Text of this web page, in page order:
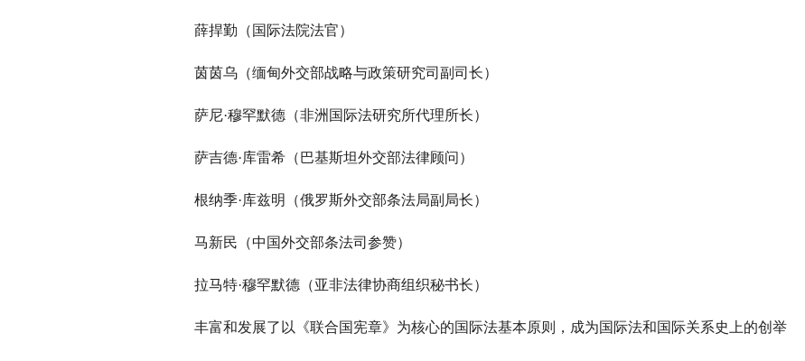
薛捍勤（国际法院法官）
茵茵乌（缅甸外交部战略与政策研究司副司长）
萨尼·穆罕默德（非洲国际法研究所代理所长）
萨吉德·库雷希（巴基斯坦外交部法律顾问）
根纳季·库兹明（俄罗斯外交部条法局副局长）
马新民（中国外交部条法司参赞）
拉马特·穆罕默德（亚非法律协商组织秘书长）
丰富和发展了以《联合国宪章》为核心的国际法基本原则，成为国际法和国际关系史上的创举